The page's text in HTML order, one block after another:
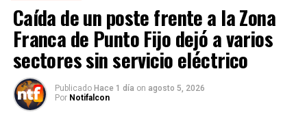
Caída de un poste frente a la Zona
Franca de Punto Fijo dejó a varios
sectores sin servicio eléctrico
Publicado Hace 1 día on agosto 5, 2026
Por Notifalcon